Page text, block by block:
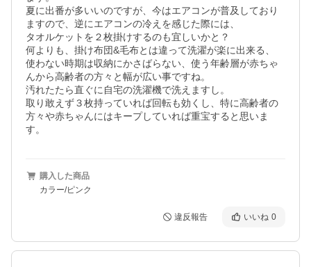
夏に出番が多いいのですが、今はエアコンが普及しており
ますので、逆にエアコンの冷えを感じた際には、
タオルケットを２枚掛けするのも宜しいかと？
何よりも、掛け布団&毛布とは違って洗濯が楽に出来る、
使わない時期は収納にかさばらない、使う年齢層が赤ちゃ
んから高齢者の方々と幅が広い事ですね。
汚れたたら直ぐに自宅の洗濯機で洗えますし。
取り敢えず３枚持っていれば回転も効くし、特に高齢者の
方々や赤ちゃんにはキープしていれば重宝すると思いま
す。
購入した商品
カラー/ピンク
違反報告 いいね 0